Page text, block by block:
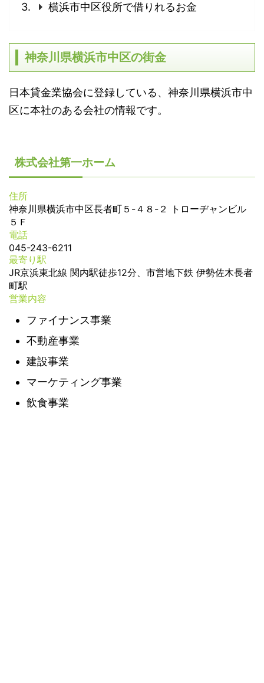
横浜市中区役所で借りれるお金
神奈川県横浜市中区の街金
日本貸金業協会に登録している、神奈川県横浜市中
区に本社のある会社の情報です。
株式会社第一ホーム
住所
神奈川県横浜市中区長者町５-４８-２ トローヂャンビル
５Ｆ
電話
045-243-6211
最寄り駅
JR京浜東北線 関内駅徒歩12分、市営地下鉄 伊勢佐木長者
町駅
営業内容
ファイナンス事業
不動産事業
建設事業
マーケティング事業
飲食事業